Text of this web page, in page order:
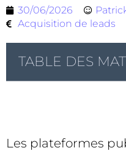
30/06/2026
Acquisition de leads
TABLE DES
Les plateformes